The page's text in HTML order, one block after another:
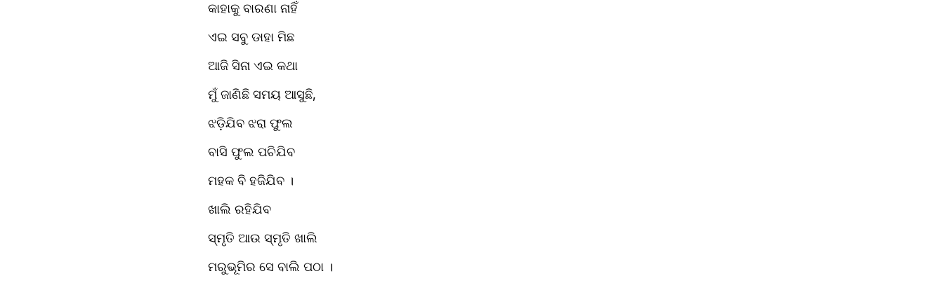
କାହାକୁ ବାରଣା ନାହିଁ
ଏଇ ସବୁ ଡାହା ମିଛ
ଆଜି ସିନା ଏଇ କଥା
ମୁଁ ଜାଣିଛି ସମୟ ଆସୁଛି,
ଝଡ଼ିଯିବ ଝରା ଫୁଲ
ବାସି ଫୁଲ ପଚିଯିବ
ମହକ ବି ହଜିଯିବ ।
ଖାଲି ରହିଯିବ
ସ୍ମୃତି ଆଉ ସ୍ମୃତି ଖାଲି
ମରୁଭୂମିର ସେ ବାଲି ପଠା ।